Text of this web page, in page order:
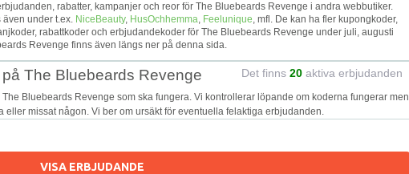
RSS
rabatter, kampanjer och reor för The Bluebeards Revenge i andra webbutiker.
under t.ex. NiceBeauty, HusOchhemma, Feelunique, mfl. De kan ha fler kupongkoder,
rabattkoder och erbjudandekoder för The Bluebeards Revenge under juli, augusti
Revenge finns även längs ner på denna sida.
The Bluebeards Revenge Det finns 20 aktiva erbjudanden
Bluebeards Revenge som ska fungera. Vi kontrollerar löpande om koderna fungerar men
missat någon. Vi ber om ursäkt för eventuella felaktiga erbjudanden.
VISA ERBJUDANDE